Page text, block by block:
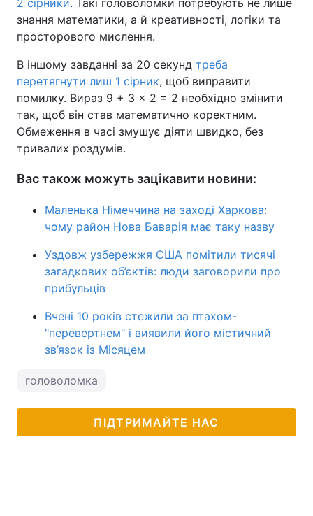
2 сірники. Такі головоломки потребують не лише
знання математики, а й креативності, логіки та
просторового мислення.
В іншому завданні за 20 секунд треба
перетягнути лиш 1 сірник, щоб виправити
помилку. Вираз 9 + 3 × 2 = 2 необхідно змінити
так, щоб він став математично коректним.
Обмеження в часі змушує діяти швидко, без
тривалих роздумів.
Вас також можуть зацікавити новини:
Маленька Німеччина на заході Харкова:
чому район Нова Баварія має таку назву
Уздовж узбережжя США помітили тисячі
загадкових об’єктів: люди заговорили про
прибульців
Вчені 10 років стежили за птахом-
"перевертнем" і виявили його містичний
зв’язок із Місяцем
головоломка
ПІДТРИМАЙТЕ НАС